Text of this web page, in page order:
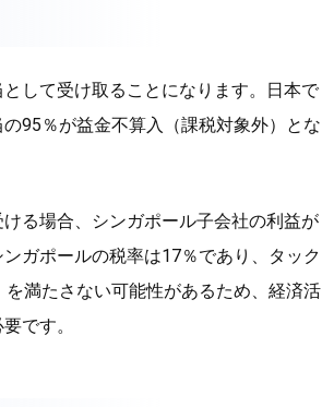
して受け取ることになります。日本で
95％が益金不算入（課税対象外）とな
る場合、シンガポール子会社の利益が
ガポールの税率は17％であり、タック
満たさない可能性があるため、経済活
です。